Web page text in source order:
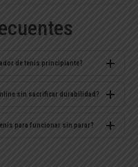
de tenis principiante?
: eso es
cada seis meses si se
sin sacrificar durabilidad?
Las ofertas reales vienen de
para funcionar sin parar?